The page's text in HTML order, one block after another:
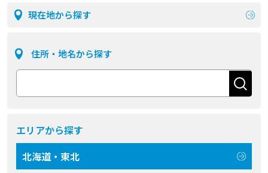
現在地から探す
住所・地名から探す
エリアから探す
北海道・東北